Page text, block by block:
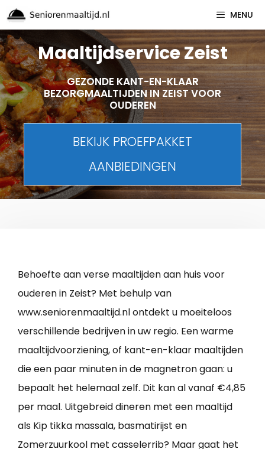
Spring
naar
inhoud
MENU
Maaltijdservice Zeist
GEZONDE KANT-EN-KLAAR
BEZORGMAALTIJDEN IN ZEIST VOOR
OUDEREN
BEKIJK PROEFPAKKET
AANBIEDINGEN
Behoefte aan verse maaltijden aan huis voor
ouderen in Zeist? Met behulp van
www.seniorenmaaltijd.nl ontdekt u moeiteloos
verschillende bedrijven in uw regio. Een warme
maaltijdvoorziening, of kant-en-klaar maaltijden
die een paar minuten in de magnetron gaan: u
bepaalt het helemaal zelf. Dit kan al vanaf €4,85
per maal. Uitgebreid dineren met een maaltijd
als Kip tikka massala, basmatirijst en
Zomerzuurkool met casselerrib? Maar gaat het